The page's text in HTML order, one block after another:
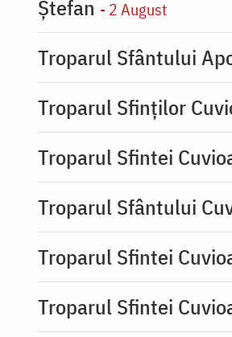
Ştefan - 2 August
Troparul Sfântului
Troparul Sfinţilor
Troparul Sfintei
Troparul Sfântului
Troparul Sfintei
Troparul Sfintei